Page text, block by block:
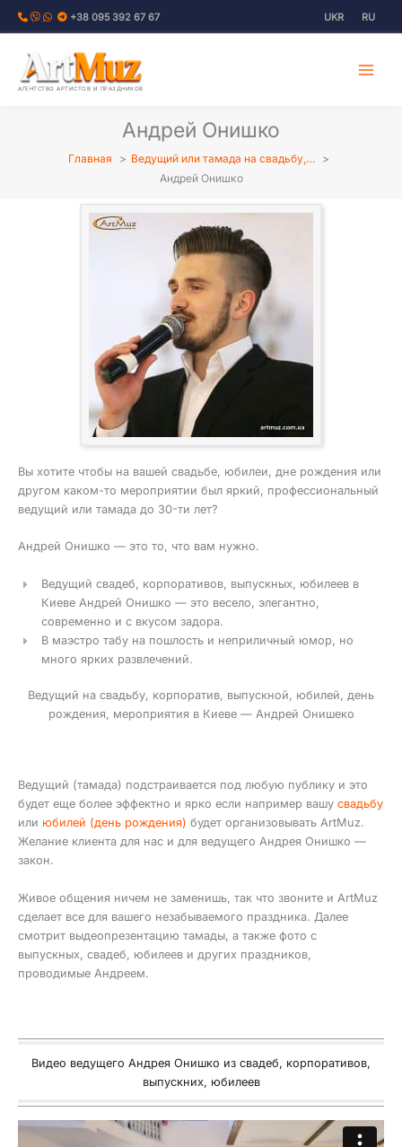
Перейти
+38 095 392 67 67 UKR RU
АГЕНТСТВО АРТИСТОВ И ПРАЗДНИКОВ
Андрей Онишко
Главная
Ведущий или тамада на свадьбу,…
Андрей Онишко
Вы хотите чтобы на вашей свадьбе, юбилеи, дне рождения или
другом каком-то мероприятии был яркий, профессиональный
ведущий или тамада до 30-ти лет?
Андрей Онишко — это то, что вам нужно.
Ведущий свадеб, корпоративов, выпускных, юбилеев в
Киеве Андрей Онишко — это весело, элегантно,
современно и с вкусом задора.
В маэстро табу на пошлость и неприличный юмор, но
много ярких развлечений.
Ведущий на свадьбу, корпоратив, выпускной, юбилей, день
рождения, мероприятия в Киеве — Андрей Онишеко
Ведущий (тамада) подстраивается под любую публику и это
будет еще более эффектно и ярко если например вашу свадьбу
или юбилей (день рождения) будет организовывать ArtMuz.
Желание клиента для нас и для ведущего Андрея Онишко —
закон.
Живое общения ничем не заменишь, так что звоните и ArtMuz
сделает все для вашего незабываемого праздника. Далее
смотрит выдеопрезентацию тамады, а также фото с
выпускных, свадеб, юбилеев и других праздников,
проводимые Андреем.
Видео ведущего Андрея Онишко из свадеб, корпоративов,
выпускних, юбилеев